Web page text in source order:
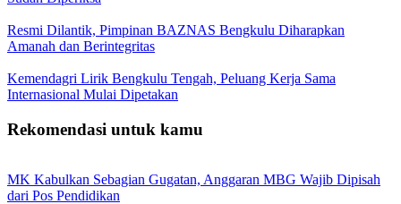
Resmi Dilantik, Pimpinan BAZNAS Bengkulu Diharapkan
Amanah dan Berintegritas
Kemendagri Lirik Bengkulu Tengah, Peluang Kerja Sama
Internasional Mulai Dipetakan
Rekomendasi untuk kamu
MK Kabulkan Sebagian Gugatan, Anggaran MBG Wajib Dipisah
dari Pos Pendidikan